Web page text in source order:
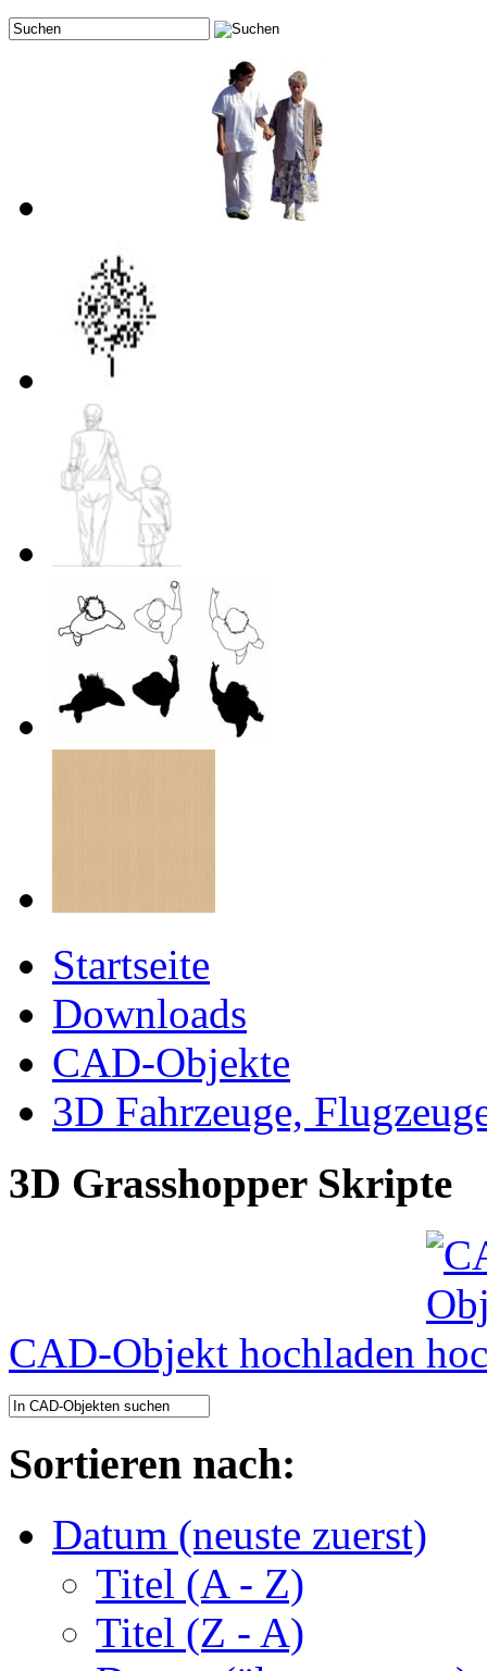
Startseite
Downloads
CAD-Objekte
3D Fahrzeuge,
3D Grasshopper Skripte
CAD-Objekt hochladen
Sortieren nach:
Datum (neuste zuerst)
Titel (A - Z)
Titel (Z - A)